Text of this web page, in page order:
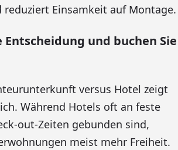
reduziert Einsamkeit auf Montage.
Entscheidung und buchen Sie
versus Hotel zeigt
Während Hotels oft an feste
out-Zeiten gebunden sind,
meist mehr Freiheit.